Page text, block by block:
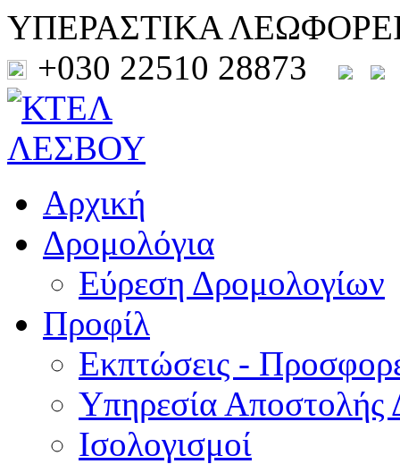
ΥΠΕΡΑΣΤΙΚΑ
+030 22510 28873
Αρχική
Δρομολόγια
Εύρεση Δρομολογίων
Προφίλ
Εκπτώσεις -
Υπηρεσία Αποστολής
Ισολογισμοί